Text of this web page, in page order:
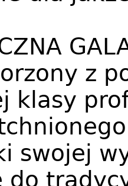
z
klasy
swojej
do